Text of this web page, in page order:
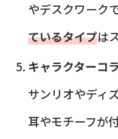
やデスクワーク
ているタイプは
キャラクターコ
サンリオやディ
耳やモチーフが